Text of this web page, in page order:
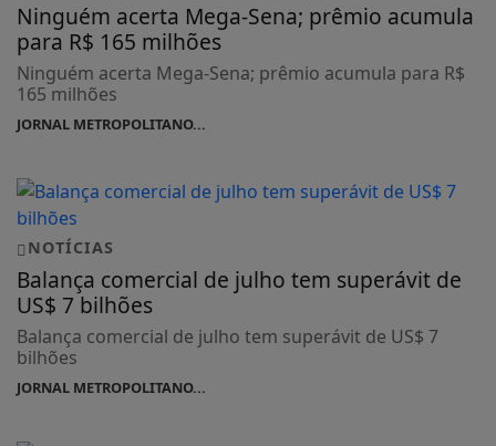
Ninguém acerta Mega-Sena; prêmio acumula
para R$ 165 milhões
Ninguém acerta Mega-Sena; prêmio acumula para R$
165 milhões
JORNAL METROPOLITANO...
NOTÍCIAS
Balança comercial de julho tem superávit de
US$ 7 bilhões
Balança comercial de julho tem superávit de US$ 7
bilhões
JORNAL METROPOLITANO...